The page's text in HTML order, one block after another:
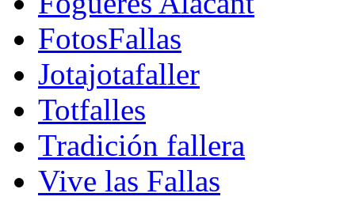
FotosFallas
Jotajotafaller
Totfalles
Tradición fallera
Vive las Fallas